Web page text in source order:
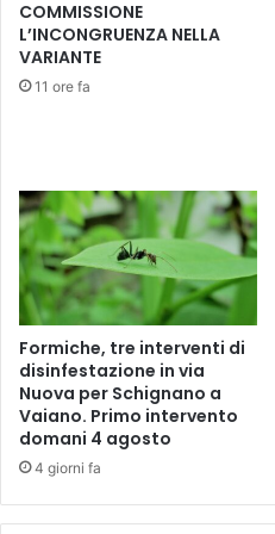
i
r
n
N
u
o
v
o
a
l
b
u
m
,
p
i
e
C
R
n
z
e
c
o
n
s
e
g
n
a
n
o
i
COMMISSIONE
L’INCONGRUENZA NELLA
VARIANTE
11 ore fa
Formiche, tre interventi di
disinfestazione in via
Nuova per Schignano a
Vaiano. Primo intervento
domani 4 agosto
4 giorni fa